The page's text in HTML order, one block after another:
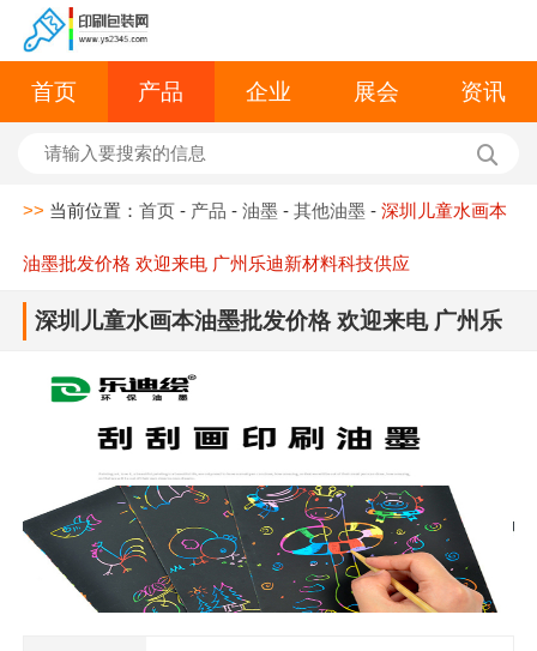
首页 产品 企业 展会 资讯
>> 当前位置：首页 - 产品 -油墨 -其他油墨 -深圳儿童水画本
油墨批发价格 欢迎来电 广州乐迪新材料科技供应
深圳儿童水画本油墨批发价格 欢迎来电 广州乐